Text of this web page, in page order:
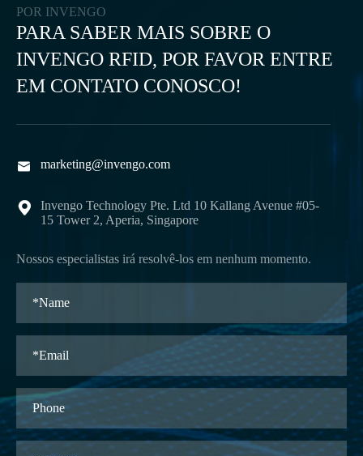
POR INVENGO
PARA SABER MAIS SOBRE O
INVENGO RFID, POR FAVOR ENTRE
EM CONTATO CONOSCO!
 marketing@invengo.com

Invengo Technology Pte. Ltd 10 Kallang Avenue #05-
15 Tower 2, Aperia, Singapore
Nossos especialistas irá resolvê-los em nenhum momento.